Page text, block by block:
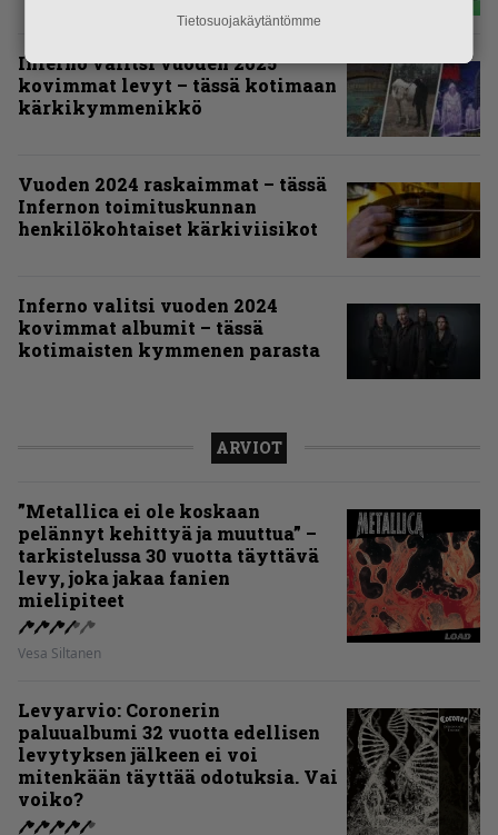
Inferno valitsi vuoden 2025
kovimmat levyt – tässä kotimaan
kärkikymmenikkö
Vuoden 2024 raskaimmat – tässä
Infernon toimituskunnan
henkilökohtaiset kärkiviisikot
Inferno valitsi vuoden 2024
kovimmat albumit – tässä
kotimaisten kymmenen parasta
ARVIOT
”Metallica ei ole koskaan
pelännyt kehittyä ja muuttua” –
tarkistelussa 30 vuotta täyttävä
levy, joka jakaa fanien
mielipiteet
Vesa Siltanen
Levyarvio: Coronerin
paluualbumi 32 vuotta edellisen
levytyksen jälkeen ei voi
mitenkään täyttää odotuksia. Vai
voiko?
Tietosuojakäytäntömme